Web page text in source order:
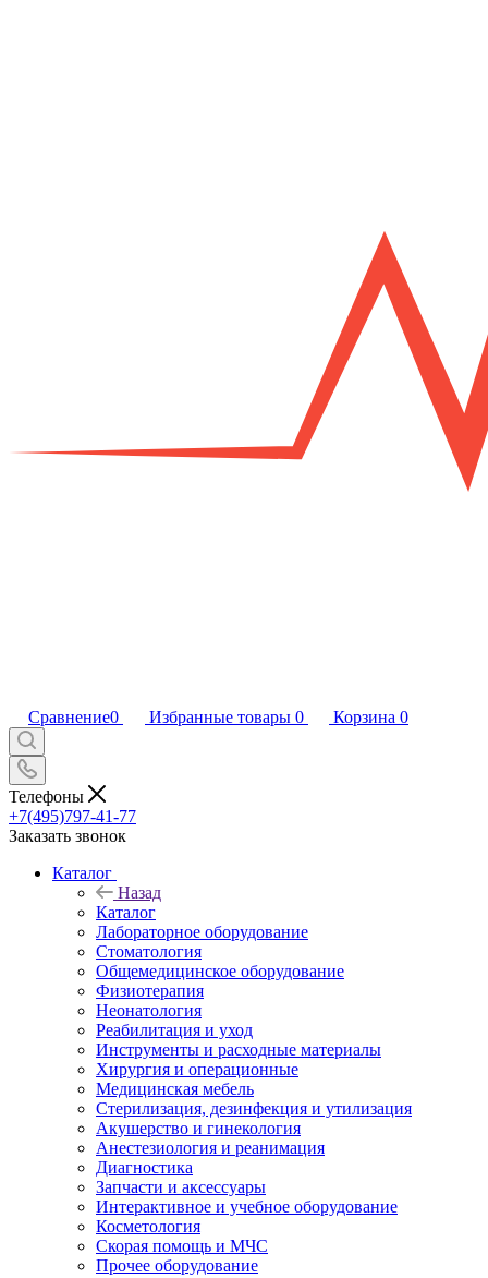
Сравнение0 Избранные товары 0 Корзина 0
Телефоны
+7(495)797-41-77
Заказать звонок
Каталог
Назад
Каталог
Лабораторное оборудование
Стоматология
Общемедицинское оборудование
Физиотерапия
Неонатология
Реабилитация и уход
Инструменты и расходные материалы
Хирургия и операционные
Медицинская мебель
Стерилизация, дезинфекция и утилизация
Акушерство и гинекология
Анестезиология и реанимация
Диагностика
Запчасти и аксессуары
Интерактивное и учебное оборудование
Косметология
Скорая помощь и МЧС
Прочее оборудование